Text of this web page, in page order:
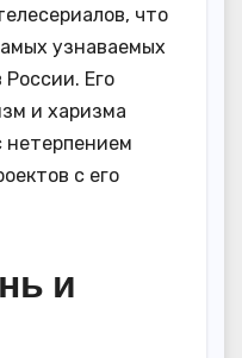
что
узнаваемых
России. Его
и харизма
нетерпением
с его
и